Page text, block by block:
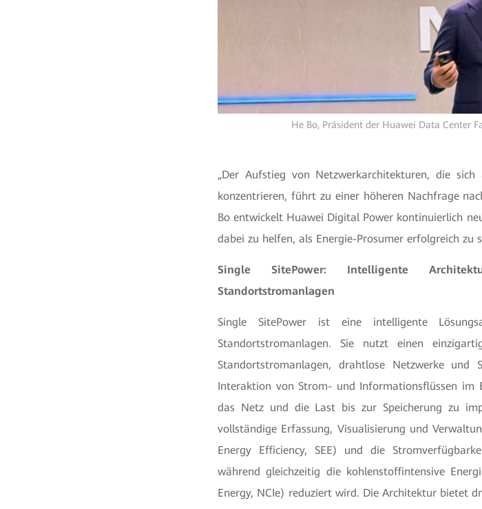
He Bo, Präsident der Huawei Data Center
„Der Aufstieg von Netzwerkarchitekturen, die
konzentrieren, führt zu einer höheren Nachfrage
Bo entwickelt Huawei Digital Power kontinuierlich
dabei zu helfen, als Energie-Prosumer erfolgreich zu
Single SitePower: Intelligente
Standortstromanlagen
Single SitePower ist eine intelligente
Standortstromanlagen. Sie nutzt einen
Standortstromanlagen, drahtlose Netzwerke
Interaktion von Strom- und Informationsflüssen im
das Netz und die Last bis zur Speicherung zu
vollständige Erfassung, Visualisierung und
Energy Efficiency, SEE) und die
während gleichzeitig die kohlenstoffintensive
Energy, NCIe) reduziert wird. Die Architektur bietet